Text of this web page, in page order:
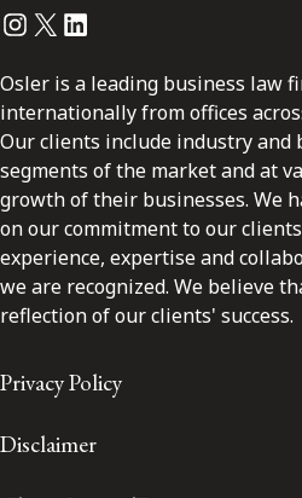
Instagram
Twitter
LinkedIn
Osler is a leading business law
internationally from offices
Our clients include industry and
segments of the market and at
growth of their businesses. We
on our commitment to our
experience, expertise and
we are recognized. We believe
reflection of our clients' success.
Privacy Policy
Disclaimer